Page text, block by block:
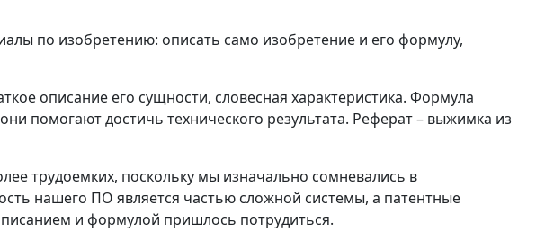
по изобретению: описать само изобретение и его формулу,
описание его сущности, словесная характеристика. Формула
помогают достичь технического результата. Реферат – выжимка из
трудоемких, поскольку мы изначально сомневались в
нашего ПО является частью сложной системы, а патентные
и формулой пришлось потрудиться.